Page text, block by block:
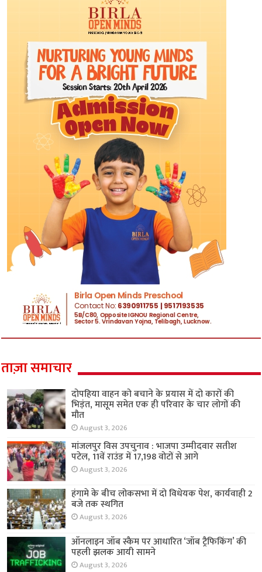
ताज़ा समाचार
दोपहिया वाहन को बचाने के प्रयास में दो कारों की
भिड़ंत, मासूम समेत एक ही परिवार के चार लोगों की
मौत
August 3, 2026
मांजलपुर विस उपचुनाव : भाजपा उम्मीदवार सतीश
पटेल, 11वें राउंड में 17,198 वोटों से आगे
August 3, 2026
हंगामे के बीच लोकसभा में दो विधेयक पेश, कार्यवाही 2
बजे तक स्थगित
August 3, 2026
ऑनलाइन जॉब स्कैम पर आधारित ‘जॉब ट्रैफिकिंग’ की
पहली झलक आयी सामने
August 3, 2026